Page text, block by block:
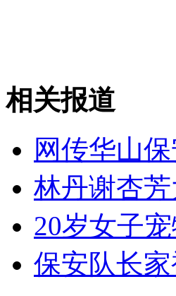
无痛分娩是否安全 医生回应
外交部：反对强权政治霸凌
外交部：有关国家言论片面
相关报道
网传华山
林丹谢杏
20岁女子
保安队长